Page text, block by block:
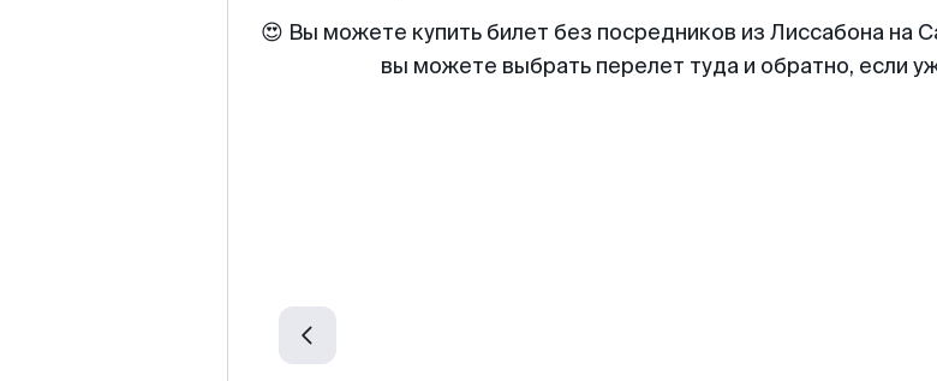
😍 Вы можете купить билет без посредников из Лиссабона на
вы можете выбрать перелет туда и обратно, если